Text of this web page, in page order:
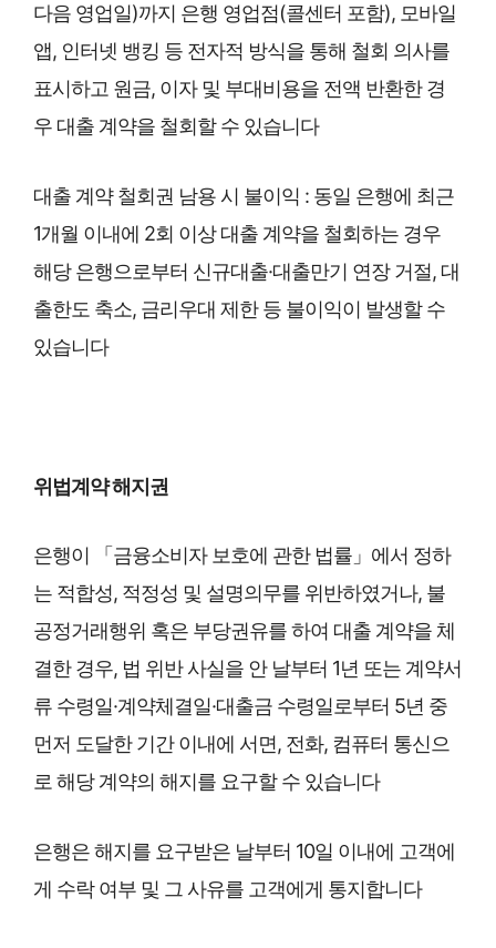
다음 영업일)까지 은행 영업점(콜센터 포함), 모바일
앱, 인터넷 뱅킹 등 전자적 방식을 통해 철회 의사를
표시하고 원금, 이자 및 부대비용을 전액 반환한 경
우 대출 계약을 철회할 수 있습니다
대출 계약철회권 남용 시 불이익 : 동일 은행에 최근
1개월 이내에 2회 이상대출 계약을 철회하는 경우
해당 은행으로부터 신규대출·대출만기 연장 거절, 대
출한도 축소, 금리우대 제한 등 불이익이 발생할 수
있습니다
위법계약 해지권
은행이 「금융소비자 보호에 관한 법률」에서 정하
는 적합성, 적정성 및 설명의무를 위반하였거나, 불
공정거래행위 혹은 부당권유를 하여 대출 계약을체
결한 경우, 법 위반 사실을 안 날부터 1년 또는 계약서
류 수령일·계약체결일·대출금 수령일로부터 5년 중
먼저 도달한 기간 이내에 서면, 전화, 컴퓨터 통신으
로 해당 계약의 해지를 요구할 수 있습니다
은행은 해지를 요구받은 날부터 10일 이내에 고객에
게 수락 여부 및 그 사유를 고객에게 통지합니다